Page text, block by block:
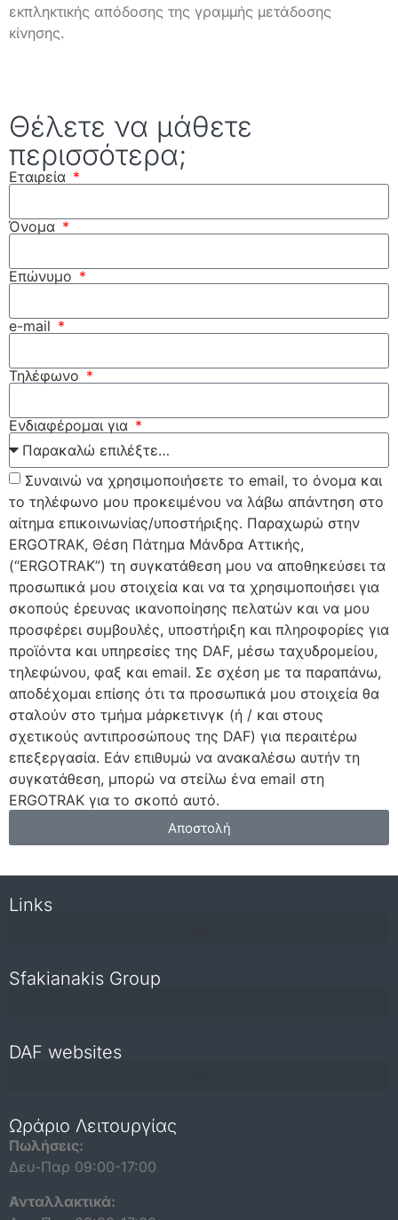
εκπληκτικής απόδοσης της γραμμής μετάδοσης
κίνησης.
Θέλετε να μάθετε
περισσότερα;
Εταιρεία
Όνομα
Επώνυμο
e-mail
Τηλέφωνο
Ενδιαφέρομαι για
Συναινώ να χρησιμοποιήσετε το email, το όνομα και
το τηλέφωνο μου προκειμένου να λάβω απάντηση στο
αίτημα επικοινωνίας/υποστήριξης. Παραχωρώ στην
ERGOTRAK, Θέση Πάτημα Μάνδρα Αττικής,
(“ERGOTRAK”) τη συγκατάθεση μου να αποθηκεύσει τα
προσωπικά μου στοιχεία και να τα χρησιμοποιήσει για
σκοπούς έρευνας ικανοποίησης πελατών και να μου
προσφέρει συμβουλές, υποστήριξη και πληροφορίες για
προϊόντα και υπηρεσίες της DAF, μέσω ταχυδρομείου,
τηλεφώνου, φαξ και email. Σε σχέση με τα παραπάνω,
αποδέχομαι επίσης ότι τα προσωπικά μου στοιχεία θα
σταλούν στο τμήμα μάρκετινγκ (ή / και στους
σχετικούς αντιπροσώπους της DAF) για περαιτέρω
επεξεργασία. Εάν επιθυμώ να ανακαλέσω αυτήν τη
συγκατάθεση, μπορώ να στείλω ένα email στη
ERGOTRAK για το σκοπό αυτό.
Αποστολή
Links
Sfakianakis Group
DAF websites
Ωράριο Λειτουργίας
Πωλήσεις:
Δευ-Παρ 09:00-17:00
Ανταλλακτικά: